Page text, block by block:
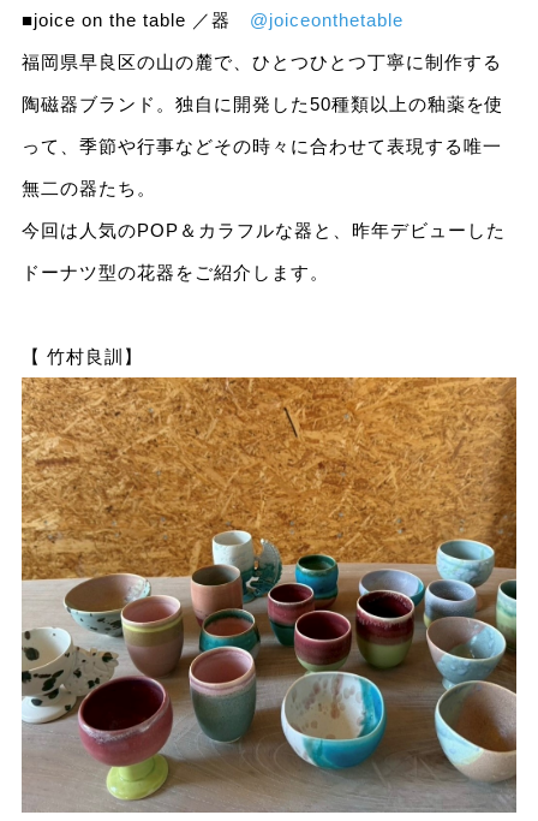
■joice on the table ／器 @joiceonthetable
福岡県早良区の山の麓で、ひとつひとつ丁寧に制作する
陶磁器ブランド。独自に開発した50種類以上の釉薬を使
って、季節や行事などその時々に合わせて表現する唯一
無二の器たち。
今回は人気のPOP＆カラフルな器と、昨年デビューした
ドーナツ型の花器をご紹介します。
【 竹村良訓】